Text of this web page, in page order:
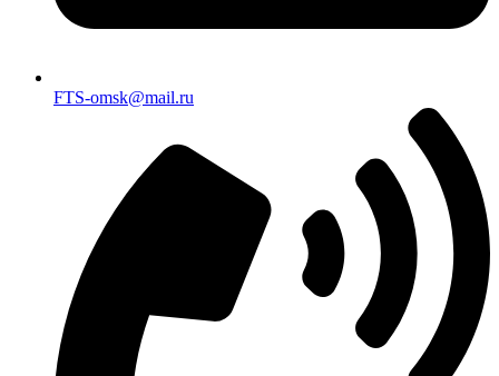
FTS-omsk@mail.ru